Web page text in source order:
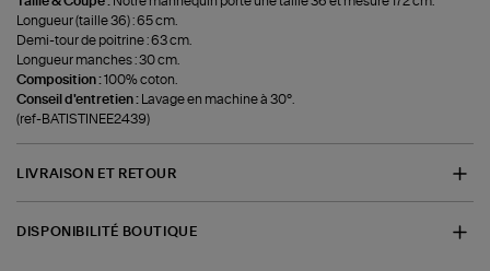
Longueur (taille 36) : 65 cm.
Demi-tour de poitrine : 63 cm.
Longueur manches : 30 cm.
Composition :100% coton.
Conseil d'entretien :
Lavage en machine à 30°.
(ref-BATISTINEE2439)
LIVRAISON ET RETOUR
DISPONIBILITÉ BOUTIQUE